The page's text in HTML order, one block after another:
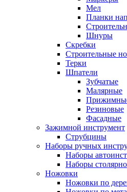
Мел
Планки
Шнуры
Скребки
Строительные
Терки
Шпатели
Зубчатые
Малярные
Резиновые
Фасадные
Зажимной инструмент
Струбцины
Наборы ручных
Наборы
Наборы
Ножовки
Ножовки по